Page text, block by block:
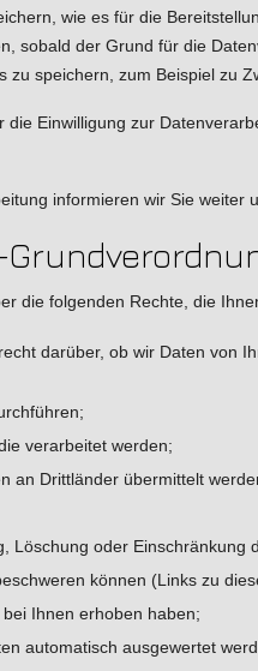
wie es für die
sobald der Grund für die
speichern, zum Beispiel zu
Einwilligung zur
informieren wir Sie weiter
die folgenden Rechte, die
darüber, ob wir Daten
verarbeitet werden;
an Drittländer übermittelt
Löschung oder
können (Links zu
Ihnen erhoben haben;
automatisch ausgewertet